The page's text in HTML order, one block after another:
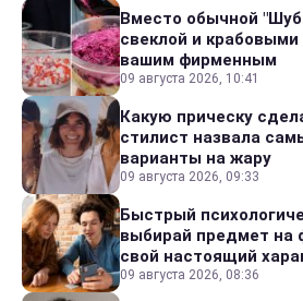
Вместо обычной
свеклой и
вашим фирменным
09 августа 2026, 10:41
Какую прическу
стилист назвала
варианты на жару
09 августа 2026, 09:33
Быстрый
выбирай предмет на
свой настоящий
09 августа 2026, 08:36